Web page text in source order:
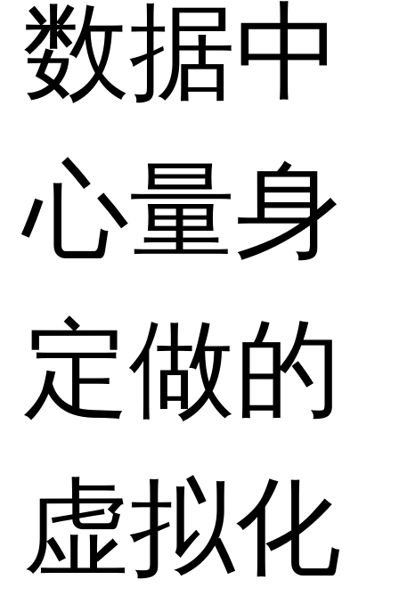
数据中
心量身
定做的
虚拟化